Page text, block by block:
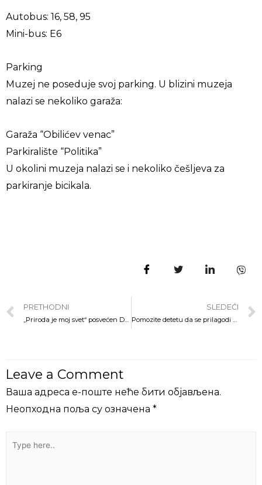
Autobus: 16, 58, 95
Mini-bus: E6
Parking
Muzej ne poseduje svoj parking. U blizini muzeja
nalazi se nekoliko garaža:
Garaža “Obilićev venac”
Parkiralište “Politika”
U okolini muzeja nalazi se i nekoliko češljeva za
parkiranje bicikala.
PRETHODNI SLEDEĆI
Leave a Comment
Ваша адреса е-поште неће бити објављена.
Неопходна поља су означена *